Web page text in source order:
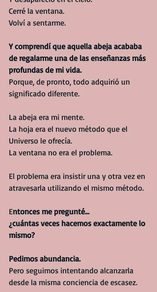
Cerré la ventana.
Volví a sentarme.
Y comprendí que aquella abeja acababa
de regalarme una de las enseñanzas más
profundas de mi vida.
Porque, de pronto, todo adquirió un
significado diferente.
La abeja era mi mente.
La hoja era el nuevo método que el
Universo le ofrecía.
La ventana no era el problema.
El problema era insistir una y otra vez en
atravesarla utilizando el mismo método.
Entonces me pregunté...
¿cuántas veces hacemos exactamente lo
mismo?
Pedimos abundancia.
Pero seguimos intentando alcanzarla
desde la misma conciencia de escasez.